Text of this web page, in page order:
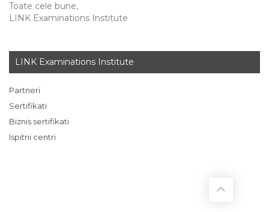
Toate cele bune,
LINK Examinations Institute
LINK Examinations Institute
Partneri
Sertifikati
Biznis sertifikati
Ispitni centri